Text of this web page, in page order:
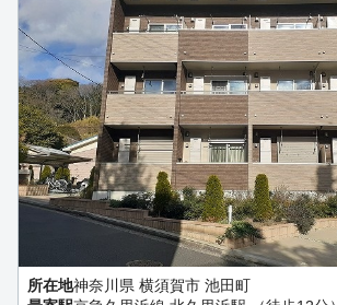
所在地神奈川県 横須賀市 池田町